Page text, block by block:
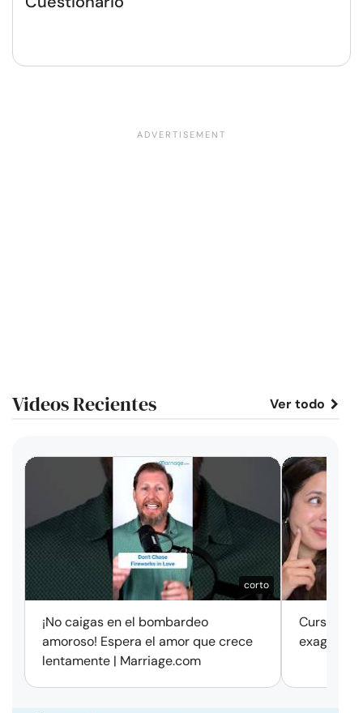
Videos Recientes Ver todo
corto
¡No caigas en el bombardeo
amoroso! Espera el amor que crece
lentamente | Marriage.com
Cursos